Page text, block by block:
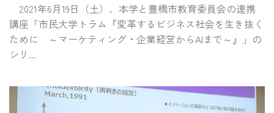
2021年6月19日（土）、本学と豊橋市教育委員会の連携
講座「市民大学トラム『変革するビジネス社会を生き抜く
ために ～マーケティング・企業経営からAIまで～』」の
シリ...